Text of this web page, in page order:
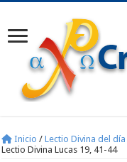
Inicio / Lectio Divina del
Lectio Divina Lucas 19, 41-44